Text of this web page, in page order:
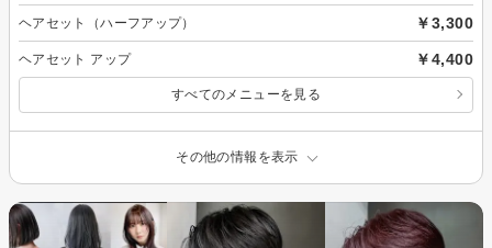
ヘアセット（ハーフアップ） ￥3,300
ヘアセット アップ ￥4,400
すべてのメニューを見る
その他の情報を表示